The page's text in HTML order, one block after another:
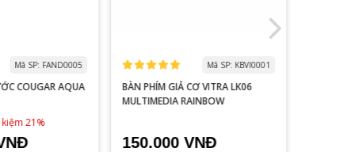
Mã SP: FAND0005
COUGAR AQUA
21%
Mã SP: KBVI0001
BÀN PHÍM GIẢ CƠ VITRA LK06
MULTIMEDIA RAINBOW
150.000 VNĐ